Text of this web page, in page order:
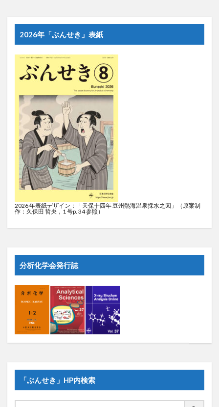
2026年「ぶんせき」表紙
2026 年表紙デザイン：「天保十四年 豆州熱海温泉採水之図」（原案制
作：久保田 哲央，1 号p. 34 参照）
分析化学会発行誌
「ぶんせき」HP内検索